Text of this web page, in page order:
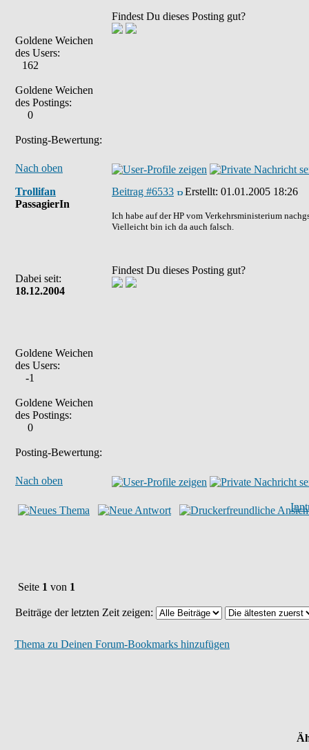
Goldene Weichen
des Users:
162
Goldene Weichen
des Postings:
0
Posting-Bewertung:
Findest Du dieses Posting gut?
Nach oben
Trollifan
PassagierIn
Dabei seit:
18.12.2004
Goldene Weichen
des Users:
-1
Goldene Weichen
des Postings:
0
Posting-Bewertung:
Beitrag #6533 Erstellt: 01.01.2005 18:26
Ich habe auf der HP vom Verkehrsministerium
Vielleicht bin ich da auch falsch.
Findest Du dieses Posting gut?
Nach oben
Seite 1 von 1
Beiträge der letzten Zeit zeigen:
Thema zu Deinen Forum-Bookmarks hinzufügen